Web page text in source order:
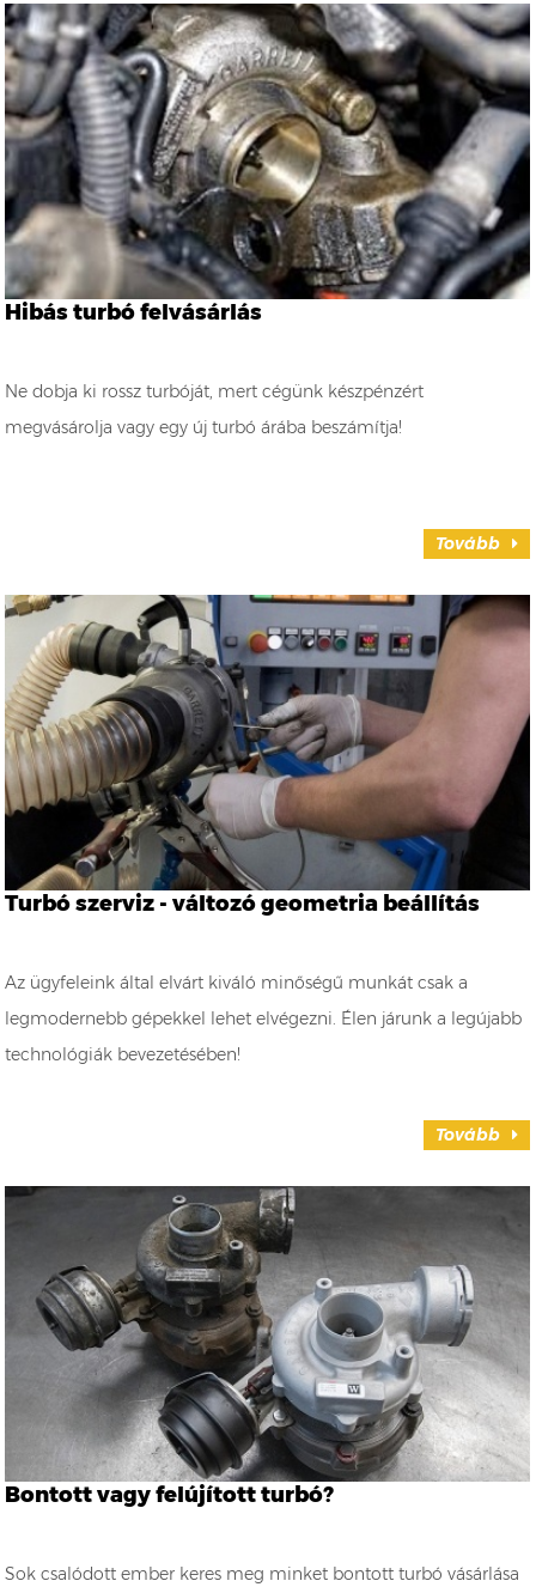
Hibás turbó felvásárlás
Ne dobja ki rossz turbóját, mert cégünk készpénzért
megvásárolja vagy egy új turbó árába beszámítja!
Tovább
Turbó szerviz - változó geometria beállítás
Az ügyfeleink által elvárt kiváló minőségű munkát csak a
legmodernebb gépekkel lehet elvégezni. Élen járunk a legújabb
technológiák bevezetésében!
Tovább
Bontott vagy felújított turbó?
Sok csalódott ember keres meg minket bontott turbó vásárlása